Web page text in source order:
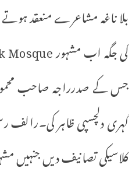
بلا ناغہ مشاعرے منعقد
جس کے صدرراجہ صاحب
کلاسیکی تصانیف دیں جنہیں